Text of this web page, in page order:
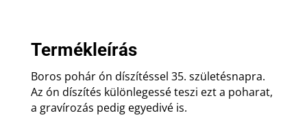
Termékleírás
Boros pohár ón díszítéssel 35. születésnapra.
Az ón díszítés különlegessé teszi ezt a poharat,
a gravírozás pedig egyedivé is.